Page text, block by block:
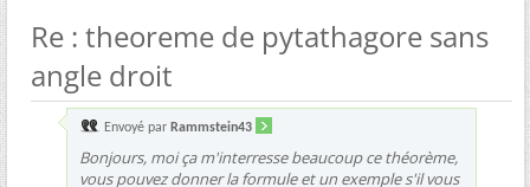
Re : theoreme de pytathagore sans
angle droit
Envoyé par Rammstein43
Bonjours, moi ça m'interresse beaucoup ce théorème,
vous pouvez donner la formule et un exemple s'il vous